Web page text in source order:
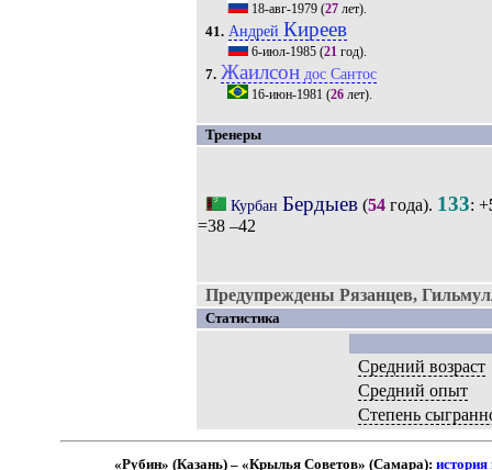
18-авг-1979(27лет).
41. Андрей Киреев
6-июл-1985(21год).
7. Жаилсондос Сантос
16-июн-1981 (26лет).
Тренеры
Курбан Бердыев(54года). 133: +
=38 –42
Предупреждены Рязанцев,
Статистика
Средний возраст
Средний опыт
Степень
«Рубин» (Казань) – «Крылья Советов» (Самара):история